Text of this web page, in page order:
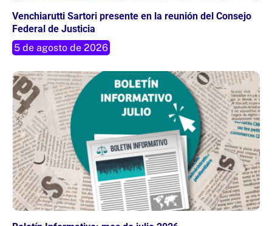
Venchiarutti Sartori presente en la reunión del Consejo
Federal de Justicia
5 de agosto de 2026